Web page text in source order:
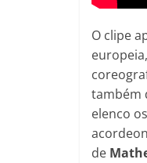
O clipe
também
elenco
de